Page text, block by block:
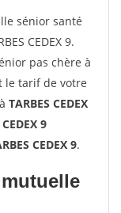
sénior santé
CEDEX 9.
pas chère à
le tarif de votre
TARBES CEDEX
9
CEDEX 9.